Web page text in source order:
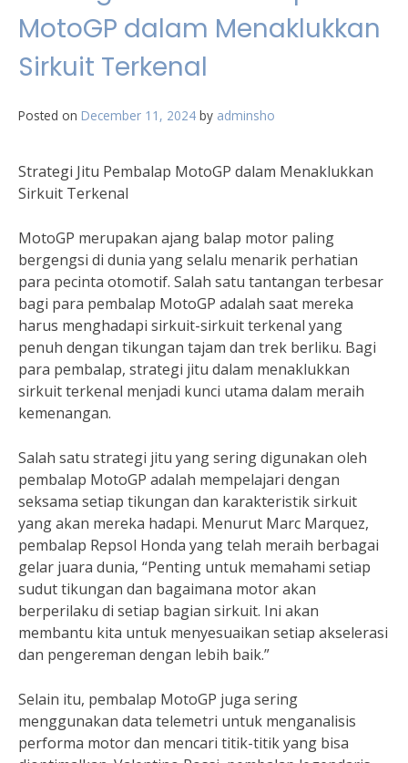
MotoGP dalam Menaklukkan
Sirkuit Terkenal
Posted on December 11, 2024 by adminsho
Strategi Jitu Pembalap MotoGP dalam Menaklukkan
Sirkuit Terkenal
MotoGP merupakan ajang balap motor paling
bergengsi di dunia yang selalu menarik perhatian
para pecinta otomotif. Salah satu tantangan terbesar
bagi para pembalap MotoGP adalah saat mereka
harus menghadapi sirkuit-sirkuit terkenal yang
penuh dengan tikungan tajam dan trek berliku. Bagi
para pembalap, strategi jitu dalam menaklukkan
sirkuit terkenal menjadi kunci utama dalam meraih
kemenangan.
Salah satu strategi jitu yang sering digunakan oleh
pembalap MotoGP adalah mempelajari dengan
seksama setiap tikungan dan karakteristik sirkuit
yang akan mereka hadapi. Menurut Marc Marquez,
pembalap Repsol Honda yang telah meraih berbagai
gelar juara dunia, “Penting untuk memahami setiap
sudut tikungan dan bagaimana motor akan
berperilaku di setiap bagian sirkuit. Ini akan
membantu kita untuk menyesuaikan setiap akselerasi
dan pengereman dengan lebih baik.”
Selain itu, pembalap MotoGP juga sering
menggunakan data telemetri untuk menganalisis
performa motor dan mencari titik-titik yang bisa